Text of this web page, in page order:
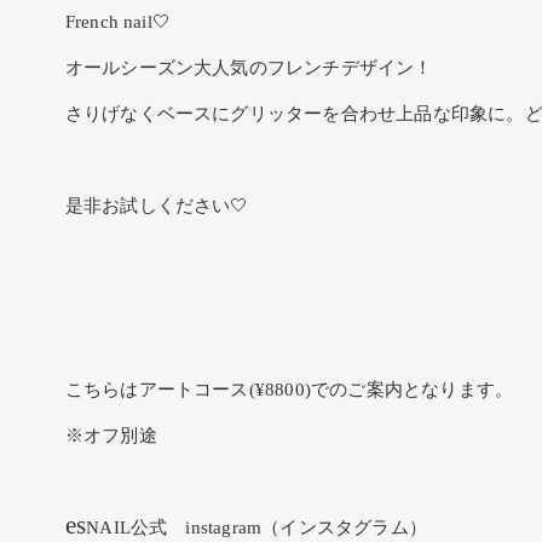
French nail🤍
オールシーズン大人気のフレンチデザイン！
さりげなくベースにグリッターを合わせ上品な印象に。
是非お試しください🤍
こちらはアートコース(¥8800)でのご案内となります。
※オフ別途
esNAIL公式 instagram（インスタグラム）